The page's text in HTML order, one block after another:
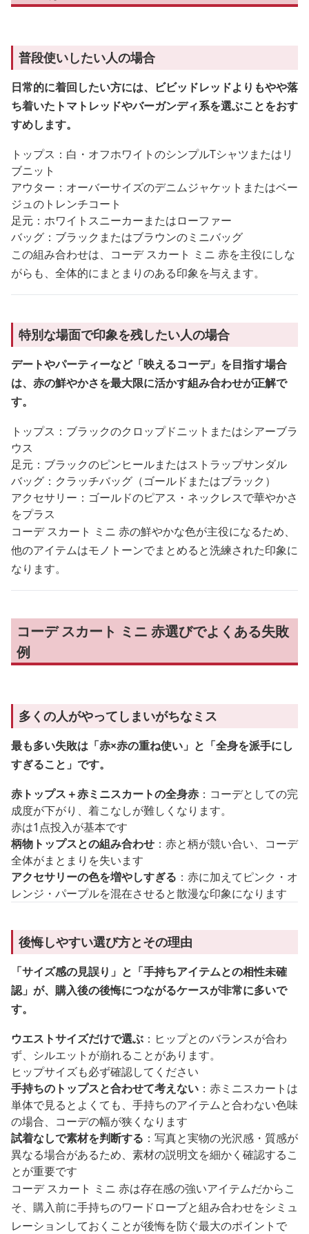
普段使いしたい人の場合
日常的に着回したい方には、ビビッドレッドよりもやや落
ち着いたトマトレッドやバーガンディ系を選ぶことをおす
すめします。
トップス：白・オフホワイトのシンプルTシャツまたはリ
ブニット
アウター：オーバーサイズのデニムジャケットまたはベー
ジュのトレンチコート
足元：ホワイトスニーカーまたはローファー
バッグ：ブラックまたはブラウンのミニバッグ
この組み合わせは、コーデ スカート ミニ 赤を主役にしな
がらも、全体的にまとまりのある印象を与えます。
特別な場面で印象を残したい人の場合
デートやパーティーなど「映えるコーデ」を目指す場合
は、赤の鮮やかさを最大限に活かす組み合わせが正解で
す。
トップス：ブラックのクロップドニットまたはシアーブラ
ウス
足元：ブラックのピンヒールまたはストラップサンダル
バッグ：クラッチバッグ（ゴールドまたはブラック）
アクセサリー：ゴールドのピアス・ネックレスで華やかさ
をプラス
コーデ スカート ミニ 赤の鮮やかな色が主役になるため、
他のアイテムはモノトーンでまとめると洗練された印象に
なります。
コーデ スカート ミニ 赤選びでよくある失敗
例
多くの人がやってしまいがちなミス
最も多い失敗は「赤×赤の重ね使い」と「全身を派手にし
すぎること」です。
赤トップス＋赤ミニスカートの全身赤 ：コーデとしての完
成度が下がり、着こなしが難しくなります。
赤は1点投入が基本です
柄物トップスとの組み合わせ ：赤と柄が競い合い、コーデ
全体がまとまりを失います
アクセサリーの色を増やしすぎる ：赤に加えてピンク・オ
レンジ・パープルを混在させると散漫な印象になります
後悔しやすい選び方とその理由
「サイズ感の見誤り」と「手持ちアイテムとの相性未確
認」が、購入後の後悔につながるケースが非常に多いで
す。
ウエストサイズだけで選ぶ ：ヒップとのバランスが合わ
ず、シルエットが崩れることがあります。
ヒップサイズも必ず確認してください
手持ちのトップスと合わせて考えない ：赤ミニスカートは
単体で見るとよくても、手持ちのアイテムと合わない色味
の場合、コーデの幅が狭くなります
試着なしで素材を判断する ：写真と実物の光沢感・質感が
異なる場合があるため、素材の説明文を細かく確認するこ
とが重要です
コーデ スカート ミニ 赤は存在感の強いアイテムだからこ
そ、購入前に手持ちのワードローブと組み合わせをシミュ
レーションしておくことが後悔を防ぐ最大のポイントで